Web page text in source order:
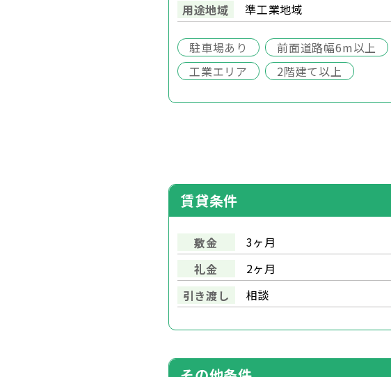
用途地域
準工業地域
駐車場あり
前面道路幅6m以上
工業エリア
2階建て以上
賃貸条件
敷金
3ヶ月
礼金
2ヶ月
引き渡し
相談